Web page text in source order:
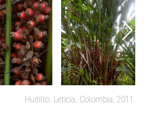
Huitillo. Leticia, Colombia, 2011.